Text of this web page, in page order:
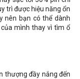
trì được hiệu năng ổn
nên bạn có thể dành
mình thay vì tìm ổ
thượng đầy nắng đến